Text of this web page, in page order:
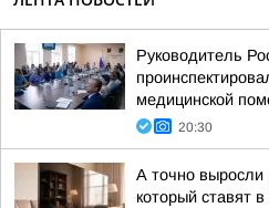
Руководитель
медицинской
20:30
А точно
который ставят в